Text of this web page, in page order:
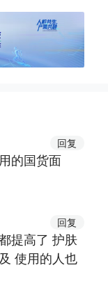
回复
的国货面
回复
提高了 护肤
使用的人也